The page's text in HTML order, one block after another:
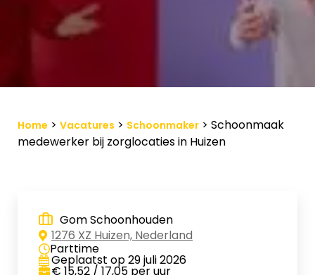
Home > Vacatures > Schoonmaker > Schoonmaak
medewerker bij zorglocaties in Huizen
Gom Schoonhouden
1276 XZ Huizen, Nederland
Parttime
Geplaatst op 29 juli 2026
€ 15,52 / 17,05 per uur
Werkgevers
Bewaarde vacatures